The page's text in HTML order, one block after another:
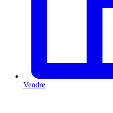
Vendre